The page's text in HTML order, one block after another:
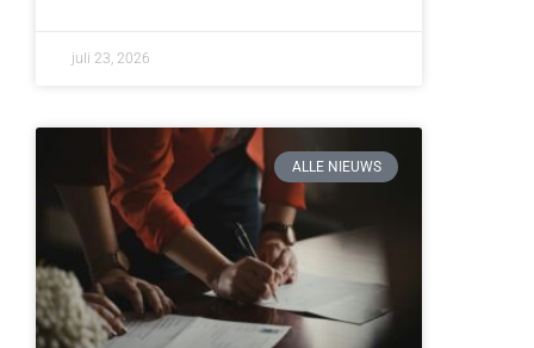
juli 23, 2026
ALLE NIEUWS